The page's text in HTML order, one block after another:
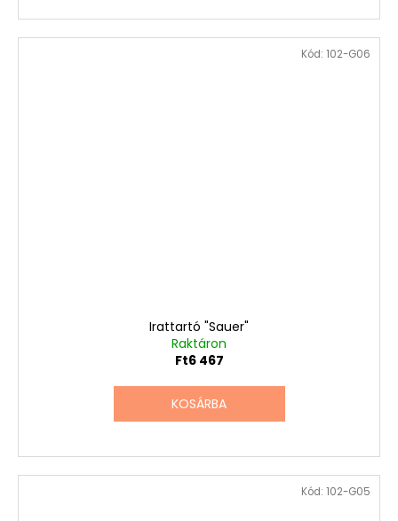
Irattartó "Sauer"
Raktáron
Ft6 467
KOSÁRBA
Kód: 102-G06
Kód: 102-G05